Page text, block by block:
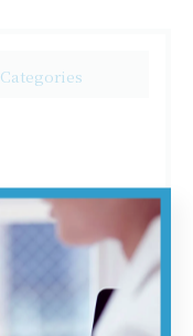
Categories